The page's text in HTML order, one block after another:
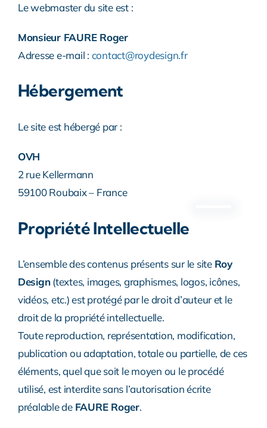
Le webmaster du site est :
Monsieur FAURE Roger
Adresse e-mail : contact@roydesign.fr
Hébergement
Le site est hébergé par :
OVH
2 rue Kellermann
59100 Roubaix – France
Propriété Intellectuelle
L’ensemble des contenus présents sur le site Roy
Design(textes, images, graphismes, logos, icônes,
vidéos, etc.) est protégé par le droit d’auteur et le
droit de la propriété intellectuelle.
Toute reproduction, représentation, modification,
publication ou adaptation, totale ou partielle, de ces
éléments, quel que soit le moyen ou le procédé
utilisé, est interdite sans l’autorisation écrite
préalable de FAURE Roger.